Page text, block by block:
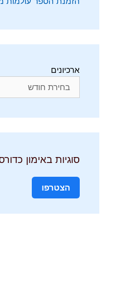
ארכיונים
סוגיות באימון
הצטרפו